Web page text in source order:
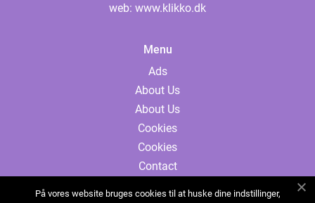
web: www.klikko.dk
Menu
Ads
About Us
About Us
Cookies
Cookies
Contact
På vores website bruges cookies til at huske dine indstillinger,